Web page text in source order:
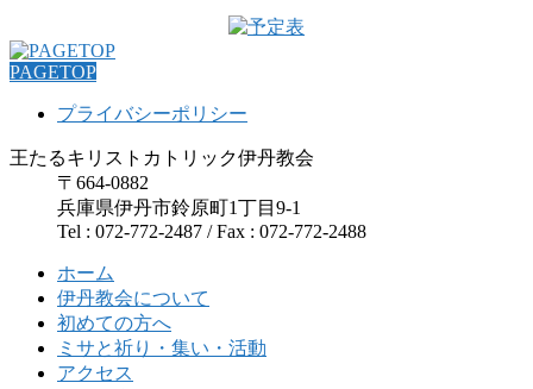
PAGETOP
プライバシーポリシー
王たるキリストカトリック伊丹教会
〒664-0882
兵庫県伊丹市鈴原町1丁目9-1
Tel : 072-772-2487 / Fax : 072-772-2488
ホーム
伊丹教会について
初めての方へ
ミサと祈り・集い・活動
アクセス